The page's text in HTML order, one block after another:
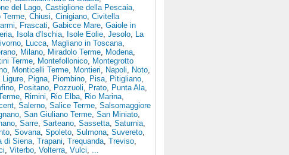
del Lago, Castiglione della Pescaia,
Terme, Chiusi, Cinigiano, Civitella
, Frascati, Gabicce Mare, Gaiole in
, Isola d'Ischia, Isole Eolie, Jesolo, La
, Lucca, Magliano in Toscana,
, Milano, Miradolo Terme, Modena,
Terme, Montefollonico, Montegrotto
, Monticelli Terme, Montieri, Napoli, Noto,
Ligure, Pigna, Piombino, Pisa, Pitigliano,
, Positano, Pozzuoli, Prato, Punta Ala,
, Rimini, Rio Elba, Rio Marina,
, Salerno, Salice Terme, Salsomaggiore
, San Giuliano Terme, San Miniato,
, Sarre, Sarteano, Sassetta, Saturnia,
, Sovana, Spoleto, Sulmona, Suvereto,
di Siena, Trapani, Trequanda, Treviso,
, Viterbo, Volterra, Vulci, ...